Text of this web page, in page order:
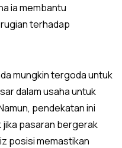
ia membantu
terhadap
mungkin tergoda untuk
dalam usaha untuk
pendekatan ini
pasaran bergerak
posisi memastikan